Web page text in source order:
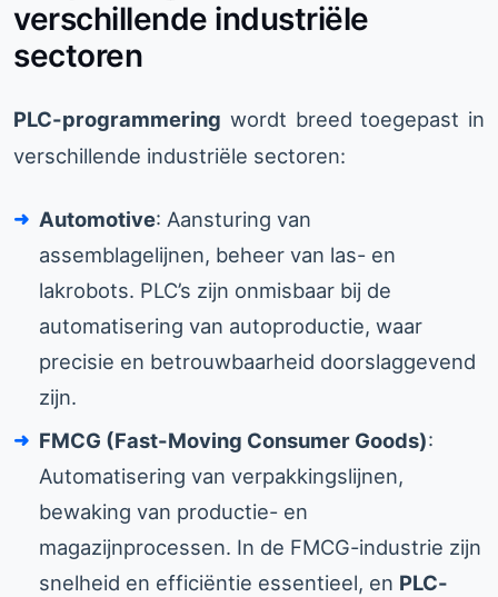
verschillende industriële
sectoren
PLC-programmering wordt breed toegepast in
verschillende industriële sectoren:
Automotive: Aansturing van
assemblagelijnen, beheer van las- en
lakrobots. PLC’s zijn onmisbaar bij de
automatisering van autoproductie, waar
precisie en betrouwbaarheid doorslaggevend
zijn.
FMCG (Fast-Moving Consumer Goods):
Automatisering van verpakkingslijnen,
bewaking van productie- en
magazijnprocessen. In de FMCG-industrie zijn
snelheid en efficiëntie essentieel, en PLC-